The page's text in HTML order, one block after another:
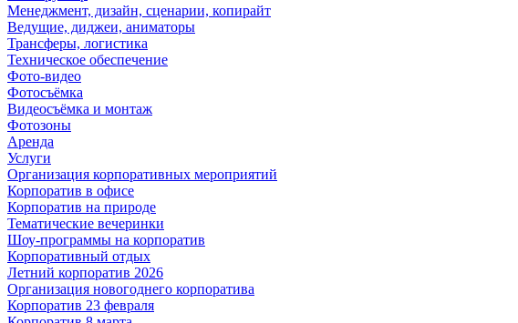
Менеджмент, дизайн, сценарии, копирайт
Ведущие, диджеи, аниматоры
Трансферы, логистика
Техническое обеспечение
Фото-видео
Фотосъёмка
Видеосъёмка и монтаж
Фотозоны
Аренда
Услуги
Организация корпоративных мероприятий
Корпоратив в офисе
Корпоратив на природе
Тематические вечеринки
Шоу-программы на корпоратив
Корпоративный отдых
Летний корпоратив 2026
Организация новогоднего корпоратива
Корпоратив 23 февраля